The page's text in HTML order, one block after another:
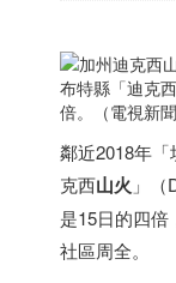
布特縣「迪克
倍。（電視新聞
鄰近2018年
克西山火 」
是15日的四
社區周全。